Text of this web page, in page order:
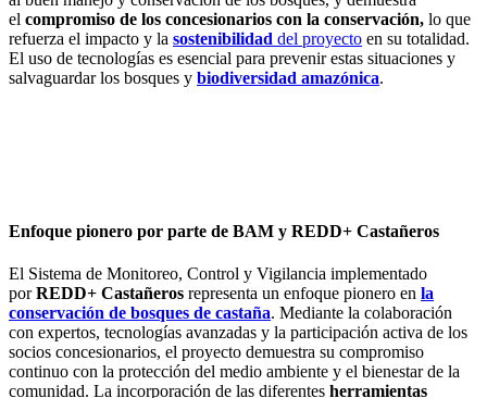
el compromiso de los concesionarios con la conservación, lo que
refuerza el impacto y la sostenibilidad del proyecto en su totalidad.
El uso de tecnologías es esencial para prevenir estas situaciones y
salvaguardar los bosques y biodiversidad amazónica.
Enfoque pionero por parte de BAM y REDD+ Castañeros
El Sistema de Monitoreo, Control y Vigilancia implementado
porREDD+ Castañeros representa un enfoque pionero en la
conservación de bosques de castaña. Mediante la colaboración
con expertos, tecnologías avanzadas y la participación activa de los
socios concesionarios, el proyecto demuestra su compromiso
continuo con la protección del medio ambiente y el bienestar de la
comunidad. La incorporación de las diferentes herramientas